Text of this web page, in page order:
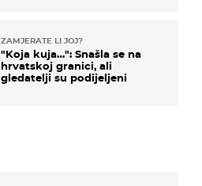
ZAMJERATE LI JOJ?
"Koja kuja…": Snašla se na
hrvatskoj granici, ali
gledatelji su podijeljeni